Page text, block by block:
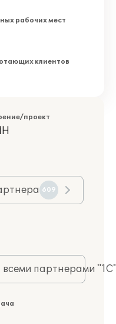
рабочих мест
клиентов
проект
609
партнерами